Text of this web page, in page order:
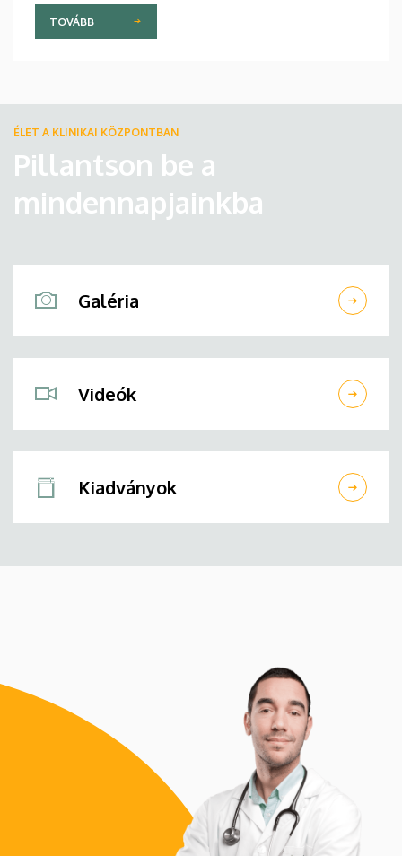
TOVÁBB
ÉLET A KLINIKAI KÖZPONTBAN
Pillantson be a
mindennapjainkba
Galéria
Videók
Kiadványok